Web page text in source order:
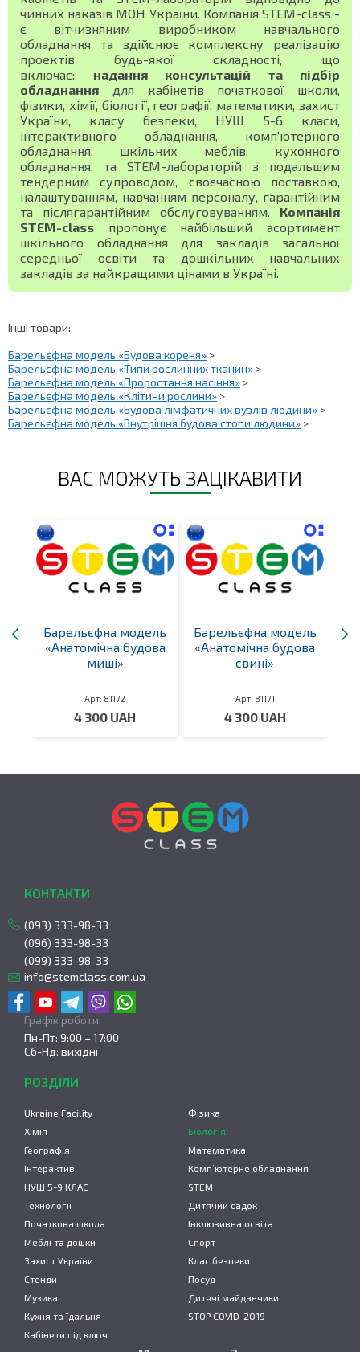
чинних наказів МОН України. Компанія STEM-class -
є вітчизняним виробником навчального
обладнання та здійснює комплексну реалізацію
проектів будь-якої складності, що
включає: надання консультацій та підбір
обладнання для кабінетів початкової школи,
фізики, хімії, біології, географії, математики, захист
України, класу безпеки, НУШ 5-6 класи,
інтерактивного обладнання, комп'ютерного
обладнання, шкільних меблів, кухонного
обладнання, та STEM-лабораторій з подальшим
тендерним супроводом, своєчасною поставкою,
налаштуванням, навчанням персоналу, гарантійним
та післягарантійним обслуговуванням. Компанія
STEM-class пропонує найбільший асортимент
шкільного обладнання для закладів загальної
середньої освіти та дошкільних навчальних
закладів за найкращими цінами в Україні.
Інші товари:
Барельєфна модель «Будова кореня» >
Барельєфна модель «Типи рослинних тканин» >
Барельєфна модель «Проростання насіння» >
Барельєфна модель «Клітини рослини» >
Барельєфна модель «Будова лімфатичних вузлів людини» >
Барельєфна модель «Внутрішня будова стопи людини» >
ВАС МОЖУТЬ ЗАЦІКАВИТИ
Барельєфна модель
«Анатомічна будова
миші»
Арт: 81172
4 300 UAH
Барельєфна модель
«Анатомічна будова
свині»
Арт: 81171
4 300 UAH
КОНТАКТИ
(093) 333-98-33
(096) 333-98-33
(099) 333-98-33
info@stemclass.com.ua
Графік роботи:
Пн-Пт: 9:00 – 17:00
Сб-Нд: вихідні
РОЗДІЛИ
Ukraine Facility
Фізика
Хімія
Біологія
Географія
Математика
Інтерактив
Комп’ютерне обладнання
НУШ 5-9 КЛАС
STEM
Технології
Дитячий садок
Початкова школа
Інклюзивна освіта
Меблі та дошки
Спорт
Захист України
Клас безпеки
Стенди
Посуд
Музика
Дитячі майданчики
Кухня та їдальня
STOP COVID-2019
Кабінети під ключ